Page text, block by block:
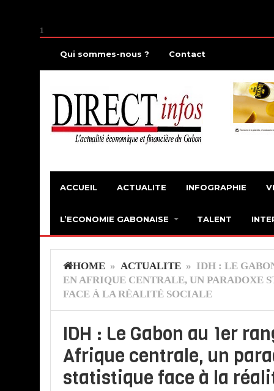
1
Qui sommes-nous ? Contact
ACCUEIL ACTUALITE INFOGRAPHIE
L’ECONOMIE GABONAISE TALENT
HOME » ACTUALITE » IDH : LE
EN AFRIQUE CENTRALE, UN PARADOXE
FACE À LA RÉALITÉ SOCIALE
IDH : Le Gabon au 1er
Afrique centrale, un
statistique face à la